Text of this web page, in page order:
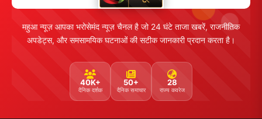
महुआ न्यूज़ आपका भरोसेमंद न्यूज़ चैनल है जो 24 घंटे ताजा खबरें, राजनीतिक
अपडेट्स, और समसामयिक घटनाओं की सटीक जानकारी प्रदान करता है।
40K+
दैनिक दर्शक
50+
दैनिक समाचार
28
राज्य कवरेज